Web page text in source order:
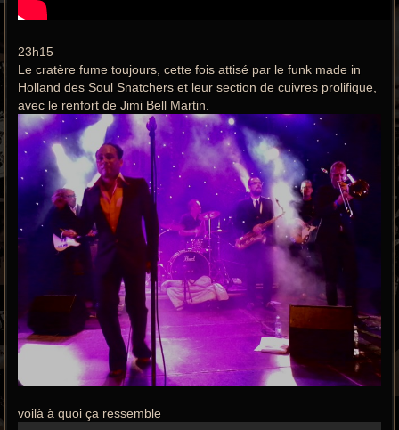
23h15
Le cratère fume toujours, cette fois attisé par le funk made in
Holland des Soul Snatchers et leur section de cuivres prolifique,
avec le renfort de Jimi Bell Martin.
voilà à quoi ça ressemble